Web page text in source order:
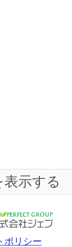
表示する
ポリシー